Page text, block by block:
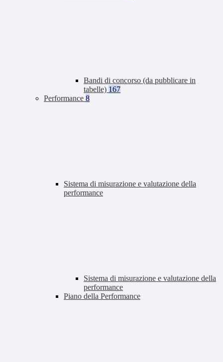
Bandi di concorso (da pubblicare in
tabelle) 167
Performance 8
Sistema di misurazione e valutazione della
performance
Sistema di misurazione e valutazione della
performance
Piano della Performance